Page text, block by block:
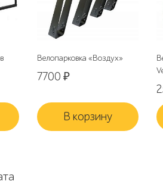
Велопарковка «Воздух»
7700₽
В корзину